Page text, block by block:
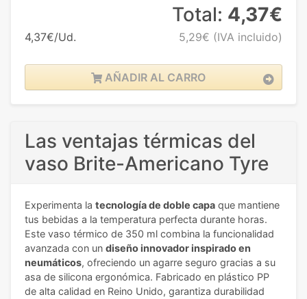
4,37€/Ud.
Total: 4,37€
5,29€ (IVA incluido)
AÑADIR AL CARRO
Las ventajas térmicas del
vaso Brite-Americano Tyre
Experimenta la tecnología de doble capa que mantiene
tus bebidas a la temperatura perfecta durante horas.
Este vaso térmico de 350 ml combina la funcionalidad
avanzada con un diseño innovador inspirado en
neumáticos, ofreciendo un agarre seguro gracias a su
asa de silicona ergonómica. Fabricado en plástico PP
de alta calidad en Reino Unido, garantiza durabilidad